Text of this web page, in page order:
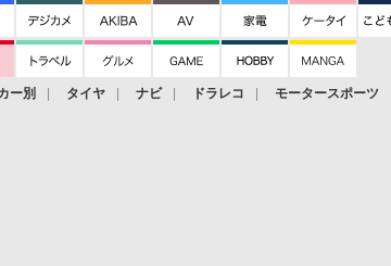
ー別 タイヤ ナビ ドラレコ モータースポーツ